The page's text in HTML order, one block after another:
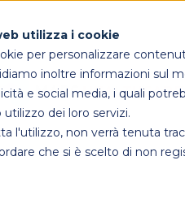
utilizza i cookie
per personalizzare
inoltre informazioni sul
e social media, i quali
dei loro servizi.
l'utilizzo, non verrà tenuta
che si è scelto di non